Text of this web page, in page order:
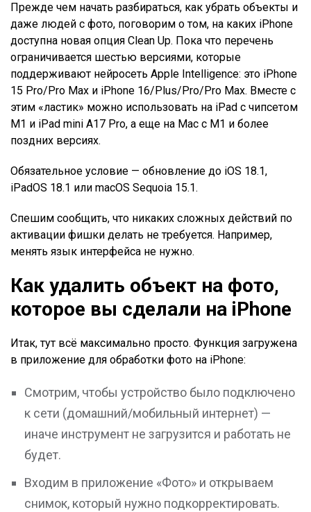
Прежде чем начать разбираться, как убрать объекты и
даже людей с фото, поговорим о том, на каких iPhone
доступна новая опция Clean Up. Пока что перечень
ограничивается шестью версиями, которые
поддерживают нейросеть Apple Intelligence: это iPhone
15 Pro/Pro Max и iPhone 16/Plus/Pro/Pro Max. Вместе с
этим «ластик» можно использовать на iPad с чипсетом
М1 и iPad mini A17 Pro, а еще на Mac с М1 и более
поздних версиях.
Обязательное условие — обновление до iOS 18.1,
iPadOS 18.1 или macOS Sequoia 15.1.
Спешим сообщить, что никаких сложных действий по
активации фишки делать не требуется. Например,
менять язык интерфейса не нужно.
Как удалить объект на фото,
которое вы сделали на iPhone
Итак, тут всё максимально просто. Функция загружена
в приложение для обработки фото на iPhone:
Смотрим, чтобы устройство было подключено
к сети (домашний/мобильный интернет) —
иначе инструмент не загрузится и работать не
будет.
Входим в приложение «Фото» и открываем
снимок, который нужно подкорректировать.